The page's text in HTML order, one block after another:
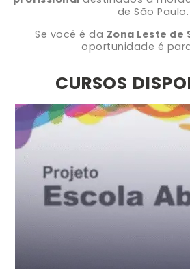
de São Paulo.
Se você é da Zona Leste de
oportunidade é
CURSOS